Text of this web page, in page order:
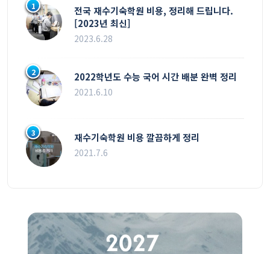
1
전국 재수기숙학원 비용, 정리해 드립니다.
[2023년 최신]
2023.6.28
2 2022학년도 수능 국어 시간 배분 완벽 정리
2021.6.10
3 재수기숙학원 비용 깔끔하게 정리
2021.7.6